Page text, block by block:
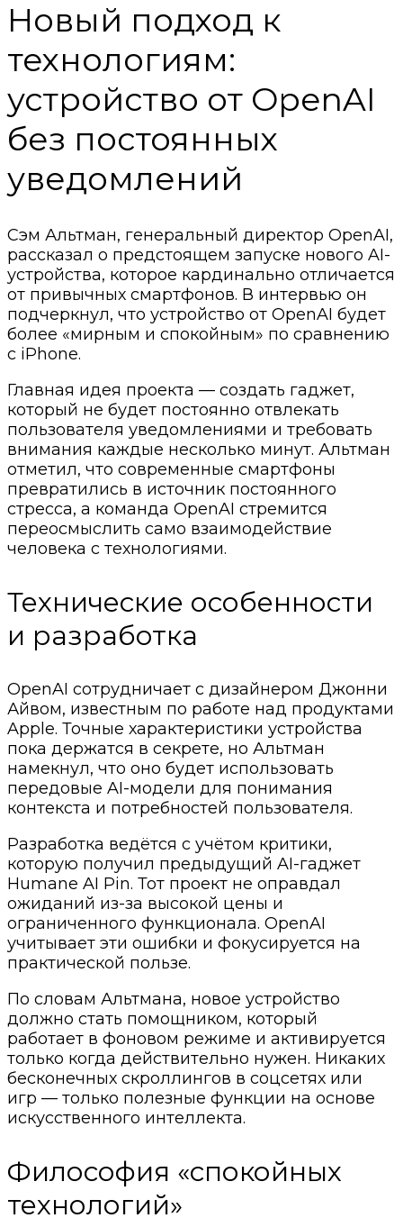
Новый подход к
технологиям:
устройство от OpenAI
без постоянных
уведомлений
Сэм Альтман, генеральный директор OpenAI,
рассказал о предстоящем запуске нового AI-
устройства, которое кардинально отличается
от привычных смартфонов. В интервью он
подчеркнул, что устройство от OpenAI будет
более «мирным и спокойным» по сравнению
с iPhone.
Главная идея проекта — создать гаджет,
который не будет постоянно отвлекать
пользователя уведомлениями и требовать
внимания каждые несколько минут. Альтман
отметил, что современные смартфоны
превратились в источник постоянного
стресса, а команда OpenAI стремится
переосмыслить само взаимодействие
человека с технологиями.
Технические особенности
и разработка
OpenAI сотрудничает с дизайнером Джонни
Айвом, известным по работе над продуктами
Apple. Точные характеристики устройства
пока держатся в секрете, но Альтман
намекнул, что оно будет использовать
передовые AI-модели для понимания
контекста и потребностей пользователя.
Разработка ведётся с учётом критики,
которую получил предыдущий AI-гаджет
Humane AI Pin. Тот проект не оправдал
ожиданий из-за высокой цены и
ограниченного функционала. OpenAI
учитывает эти ошибки и фокусируется на
практической пользе.
По словам Альтмана, новое устройство
должно стать помощником, который
работает в фоновом режиме и активируется
только когда действительно нужен. Никаких
бесконечных скроллингов в соцсетях или
игр — только полезные функции на основе
искусственного интеллекта.
Философия «спокойных
технологий»